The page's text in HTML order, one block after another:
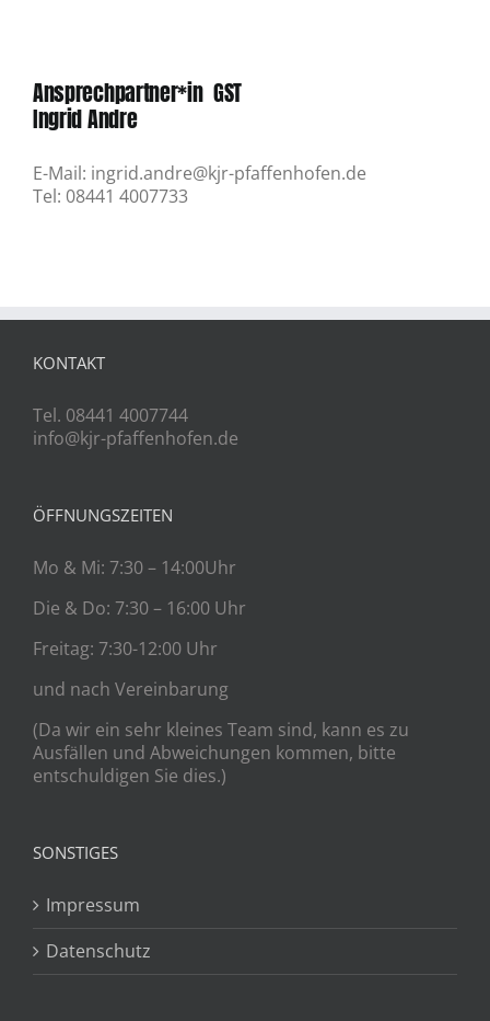
Ansprechpartner*in GST
Ingrid Andre
E-Mail: ingrid.andre@kjr-pfaffenhofen.de
Tel: 08441 4007733
KONTAKT
Tel. 08441 4007744
info@kjr-pfaffenhofen.de
ÖFFNUNGSZEITEN
Mo & Mi: 7:30 – 14:00Uhr
Die & Do: 7:30 – 16:00 Uhr
Freitag: 7:30-12:00 Uhr
und nach Vereinbarung
(Da wir ein sehr kleines Team sind, kann es zu
Ausfällen und Abweichungen kommen, bitte
entschuldigen Sie dies.)
SONSTIGES
Impressum
Datenschutz